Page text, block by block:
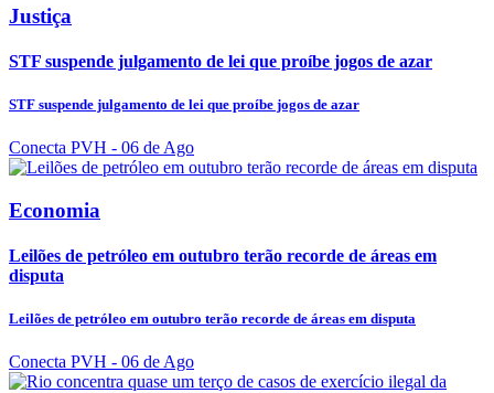
Justiça
STF suspende julgamento de lei que proíbe jogos de azar
STF suspende julgamento de lei que proíbe jogos de azar
Conecta PVH - 06 de Ago
Economia
Leilões de petróleo em outubro terão recorde de áreas em
disputa
Leilões de petróleo em outubro terão recorde de áreas em disputa
Conecta PVH - 06 de Ago